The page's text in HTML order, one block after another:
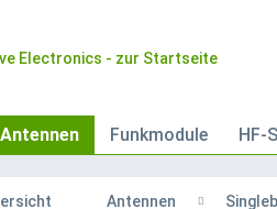
Antennen Funkmodule HF-
Antennen